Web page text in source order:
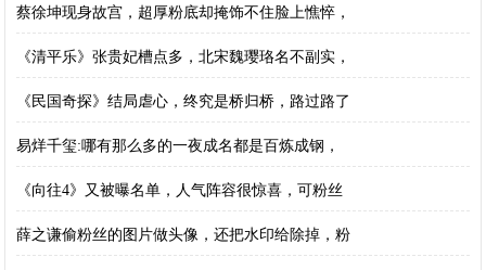
蔡徐坤现身故宫，超厚粉底却掩饰不住脸上憔悴，
《清平乐》张贵妃槽点多，北宋魏璎珞名不副实，
《民国奇探》结局虐心，终究是桥归桥，路过路了
易烊千玺:哪有那么多的一夜成名都是百炼成钢，
《向往4》又被曝名单，人气阵容很惊喜，可粉丝
薛之谦偷粉丝的图片做头像，还把水印给除掉，粉